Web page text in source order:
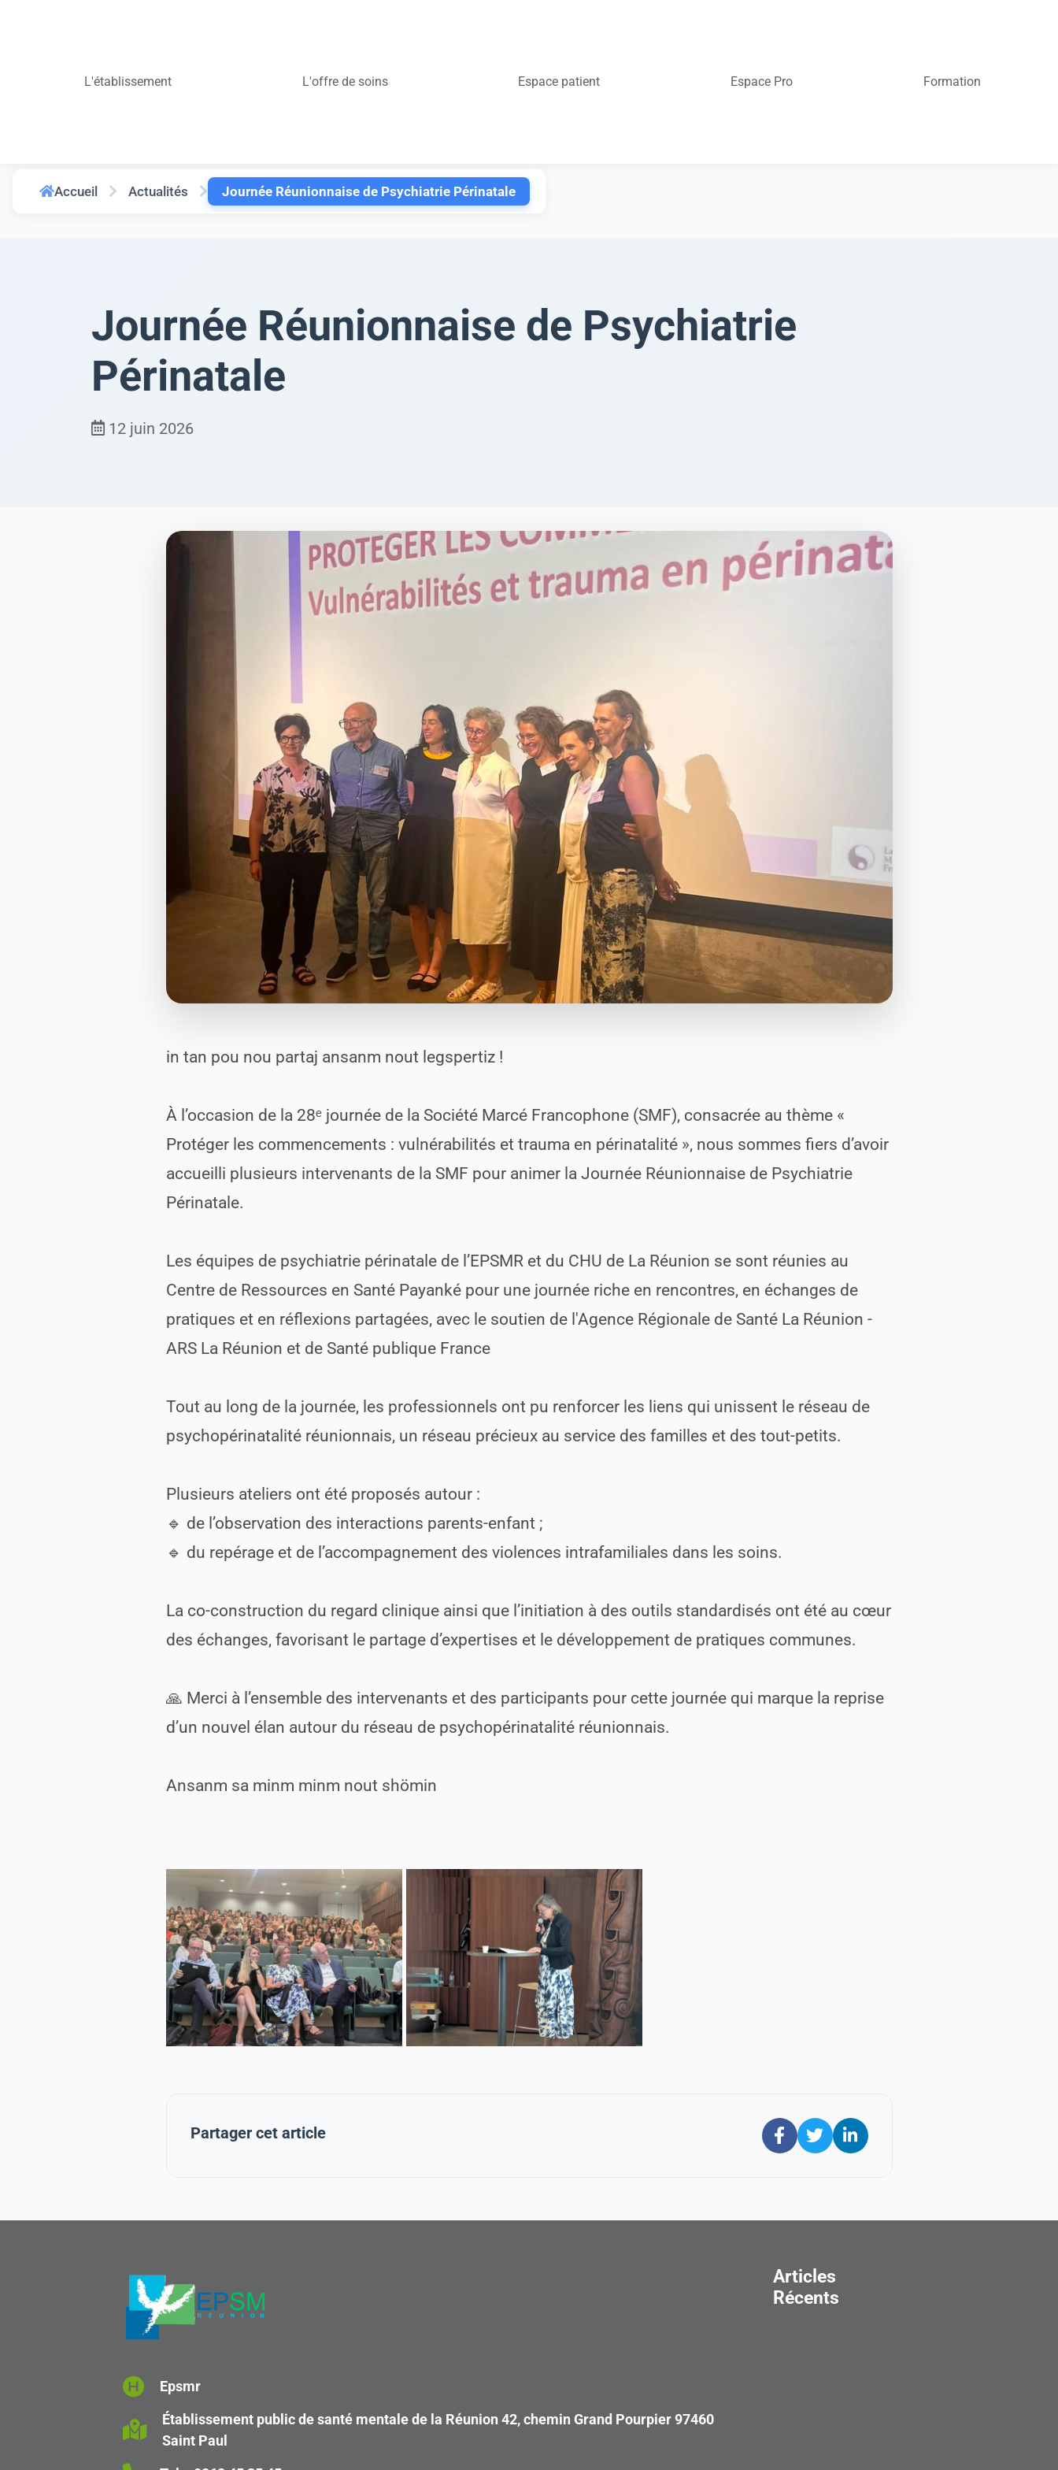
L'établissement L'offre de soins Espace patient Espace Pro Formation
Vous recherchez :
Ouvrir la barre d’outils
Accueil Actualités Journée Réunionnaise de Psychiatrie Périnatale
Journée Réunionnaise de Psychiatrie
Périnatale
12 juin 2026
in tan pou nou partaj ansanm nout legspertiz !
À l’occasion de la 28ᵉ journée de la Société Marcé Francophone (SMF), consacrée au thème «
Protéger les commencements : vulnérabilités et trauma en périnatalité », nous sommes fiers d’avoir
accueilli plusieurs intervenants de la SMF pour animer la Journée Réunionnaise de Psychiatrie
Périnatale.
Les équipes de psychiatrie périnatale de l’EPSMR et du CHU de La Réunion se sont réunies au
Centre de Ressources en Santé Payanké pour une journée riche en rencontres, en échanges de
pratiques et en réflexions partagées, avec le soutien de l'Agence Régionale de Santé La Réunion -
ARS La Réunion et de Santé publique France
Tout au long de la journée, les professionnels ont pu renforcer les liens qui unissent le réseau de
psychopérinatalité réunionnais, un réseau précieux au service des familles et des tout-petits.
Plusieurs ateliers ont été proposés autour :
🔹 de l’observation des interactions parents-enfant ;
🔹 du repérage et de l’accompagnement des violences intrafamiliales dans les soins.
La co-construction du regard clinique ainsi que l’initiation à des outils standardisés ont été au cœur
des échanges, favorisant le partage d’expertises et le développement de pratiques communes.
🙏 Merci à l’ensemble des intervenants et des participants pour cette journée qui marque la reprise
d’un nouvel élan autour du réseau de psychopérinatalité réunionnais.
Ansanm sa minm minm nout shömin
Partager cet article
Epsmr
Établissement public de santé mentale de la Réunion 42, chemin Grand Pourpier 97460
Saint Paul
Articles
Récents